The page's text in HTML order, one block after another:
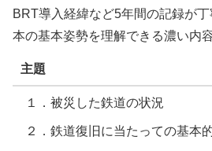
BRT導入経緯など5年間の記録が
本の基本姿勢を理解できる濃い内
主題
１．被災した鉄道の状況
２．鉄道復旧に当たっての基本